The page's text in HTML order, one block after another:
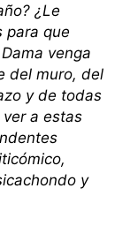
¿Le
para que
venga
del muro, del
y de todas
a estas
y